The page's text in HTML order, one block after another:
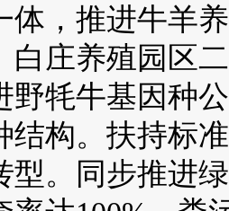
体，推进牛羊
白庄养殖园区
野牦牛基因种
结构。扶持标
型。同步推进